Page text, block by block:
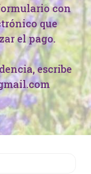
con
que
el pago.
escribe